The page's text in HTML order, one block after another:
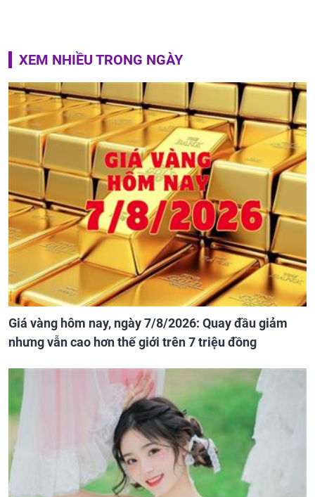
XEM NHIỀU TRONG NGÀY
Giá vàng hôm nay, ngày 7/8/2026: Quay đầu giảm
nhưng vẫn cao hơn thế giới trên 7 triệu đồng